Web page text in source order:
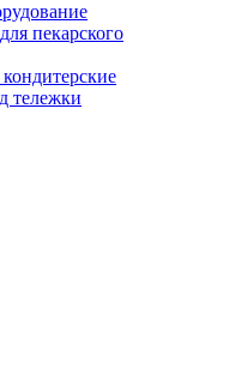
пекарского
тележки